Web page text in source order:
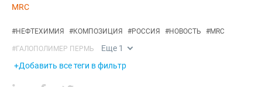
MRC
#НЕФТЕХИМИЯ #КОМПОЗИЦИЯ #РОССИЯ #НОВОСТЬ #MRC
#ГАЛОПОЛИМЕР ПЕРМЬ Еще 1
+Добавить все теги в фильтр